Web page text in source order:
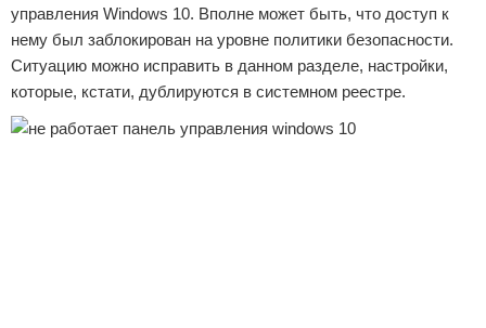
управления Windows 10. Вполне может быть, что доступ к
нему был заблокирован на уровне политики безопасности.
Ситуацию можно исправить в данном разделе, настройки,
которые, кстати, дублируются в системном реестре.